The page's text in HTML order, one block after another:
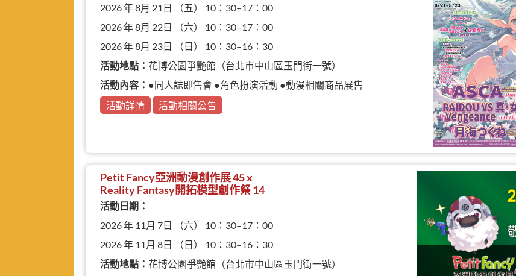
2026 年 8月 21日 （五） 10：30–17：00
2026 年 8月 22日 （六） 10：30–17：00
2026 年 8月 23日 （日） 10：30–16：30
活動地點：花博公園爭艷館（台北市中山區玉門街一號）
活動內容： ●同人誌即售會 ●角色扮演活動 ●動漫相關商品展售
活動詳情
活動相關公告
Petit Fancy亞洲動漫創作展 45 x
Reality Fantasy開拓模型創作祭 14
活動日期：
2026 年 11月 7日 （六） 10：30–17：00
2026 年 11月 8日 （日） 10：30–16：30
活動地點：花博公園爭艷館（台北市中山區玉門街一號）